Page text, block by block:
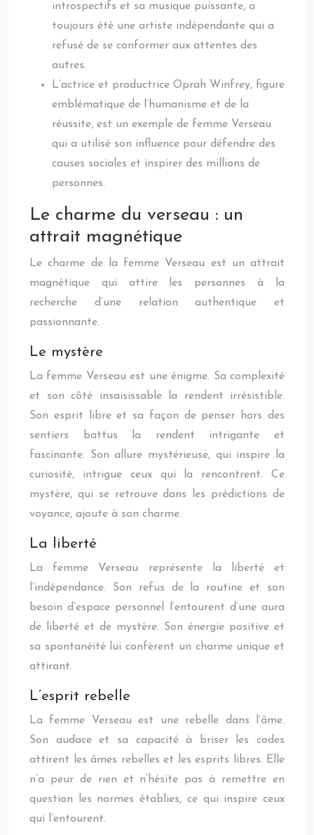
introspectifs et sa musique puissante, a
toujours été une artiste indépendante qui a
refusé de se conformer aux attentes des
autres.
L’actrice et productrice Oprah Winfrey, figure
emblématique de l’humanisme et de la
réussite, est un exemple de femme Verseau
qui a utilisé son influence pour défendre des
causes sociales et inspirer des millions de
personnes.
Le charme du verseau : un
attrait magnétique
Le charme de la femme Verseau est un attrait
magnétique qui attire les personnes à la
recherche d’une relation authentique et
passionnante.
Le mystère
La femme Verseau est une énigme. Sa complexité
et son côté insaisissable la rendent irrésistible.
Son esprit libre et sa façon de penser hors des
sentiers battus la rendent intrigante et
fascinante. Son allure mystérieuse, qui inspire la
curiosité, intrigue ceux qui la rencontrent. Ce
mystère, qui se retrouve dans les prédictions de
voyance, ajoute à son charme.
La liberté
La femme Verseau représente la liberté et
l’indépendance. Son refus de la routine et son
besoin d’espace personnel l’entourent d’une aura
de liberté et de mystère. Son énergie positive et
sa spontanéité lui confèrent un charme unique et
attirant.
L’esprit rebelle
La femme Verseau est une rebelle dans l’âme.
Son audace et sa capacité à briser les codes
attirent les âmes rebelles et les esprits libres. Elle
n’a peur de rien et n’hésite pas à remettre en
question les normes établies, ce qui inspire ceux
qui l’entourent.